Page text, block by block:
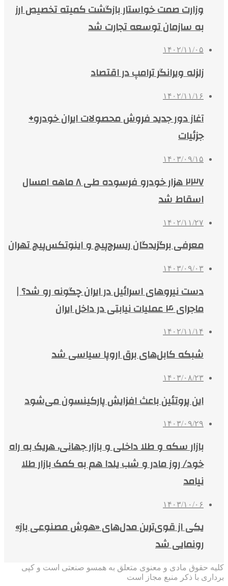
وزارت صمت خواستار بازگشت کمیته تخصیص ارز
به سازمان توسعه تجارت شد
۱۴۰۲/۱۱/۰۵
زلزله ویرانگر ترامپ در اقتصاد
۱۴۰۲/۱۱/۱۶
آغاز دور جدید فروش محصولات ایران خودرو+
جزئیات
۱۴۰۳/۰۹/۱۵
۲۳۷ هزار خودرو فرسوده طی ۸ ماهه امسال
اسقاط شد
۱۴۰۲/۱۱/۲۷
معرفی برگزیدگان ریسرچ‌پیچ و اینوتکس‌پیچ تهران
۱۴۰۳/۰۹/۰۳
دست نیروهای اسرائیل در ایران چگونه رو شد؟ |
ماجرای ۴ عملیات نیابتی در داخل ایران
۱۴۰۲/۱۱/۱۴
شبکه کابل‌های برق اروپا سیاسی شد
۱۴۰۳/۰۸/۲۳
این پروتئین باعث افزایش پارکینسون می‌شود
۱۴۰۳/۰۹/۲۹
بازار سکه و طلا داخلی و بازار جهانی، هریک به راه
خود/ روز مادر و شب یلدا هم به کمک بازار طلا
نیامد
۱۴۰۳/۱۰/۰۶
یکی از قوی‌ترین مدل‌های «هوش مصنوعی باز»
رونمایی شد
کلیه حقوق مادی و معنوی متعلق به همسو صنعتی است و کپی
برداری با ذکر منبع مجاز است